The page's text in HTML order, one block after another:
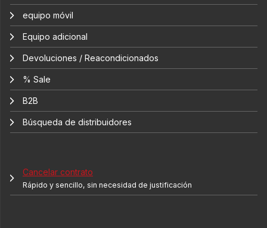
equipo móvil
Equipo adicional
Devoluciones / Reacondicionados
% Sale
B2B
Búsqueda de distribuidores
Cancelar contrato
Rápido y sencillo, sin necesidad de justificación